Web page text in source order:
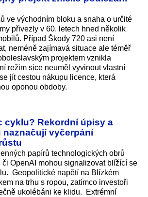
ve východním bloku a snaha o určité
přivezly v 60. letech hned několik
Případ Škody 720 asi není
neméně zajímavá situace ale téměř
projektem vznikla
režim sice neuměl vyvinout vlastní
jít cestou nákupu licence, která
oponou obdoby.
cyklu? Rekordní úpisy a
naznačují vyčerpání
papírů technologických obrů
OpenAI mohou signalizovat blížící se
Geopolitické napětí na Blízkém
na trhu s ropou, zatímco investoři
ukolébáni ke klidu. Extrémní